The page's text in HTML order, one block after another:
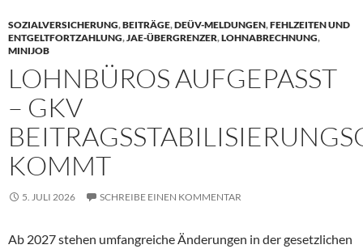
SOZIALVERSICHERUNG,BEITRÄGE,DEÜV-MELDUNGEN,FEHLZEITEN UND
ENTGELTFORTZAHLUNG,JAE-ÜBERGRENZER,LOHNABRECHNUNG,
MINIJOB
LOHNBÜROS AUFGEPASST
– GKV
KOMMT
5. JULI 2026 SCHREIBE EINEN KOMMENTAR
Ab 2027 stehen umfangreiche Änderungen in der gesetzlichen